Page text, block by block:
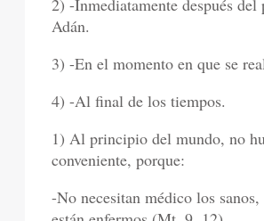
2) -Inmediatamente después del
Adán.
3) -En el momento en que se
4) -Al final de los tiempos.
1) Al principio del mundo, no
conveniente, porque:
-No necesitan médico los